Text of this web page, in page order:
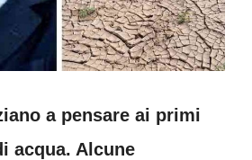
a pensare ai primi
acqua. Alcune